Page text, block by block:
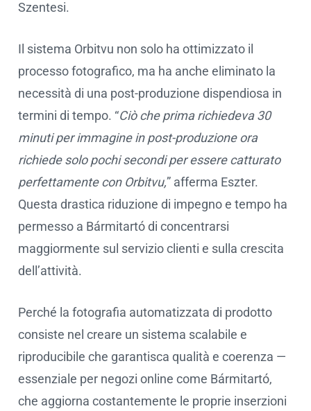
Szentesi.
Il sistema Orbitvu non solo ha ottimizzato il
processo fotografico, ma ha anche eliminato la
necessità di una post-produzione dispendiosa in
termini di tempo. “Ciò che prima richiedeva 30
minuti per immagine in post-produzione ora
richiede solo pochi secondi per essere catturato
perfettamente con Orbitvu,” afferma Eszter.
Questa drastica riduzione di impegno e tempo ha
permesso a Bármitartó di concentrarsi
maggiormente sul servizio clienti e sulla crescita
dell’attività.
Perché la fotografia automatizzata di prodotto
consiste nel creare un sistema scalabile e
riproducibile che garantisca qualità e coerenza —
essenziale per negozi online come Bármitartó,
che aggiorna costantemente le proprie inserzioni